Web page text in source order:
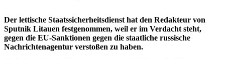
Der lettische Staatssicherheitsdienst hat den Redakteur von
Sputnik Litauen festgenommen, weil er im Verdacht steht,
gegen die EU-Sanktionen gegen die staatliche russische
Nachrichtenagentur verstoßen zu haben.